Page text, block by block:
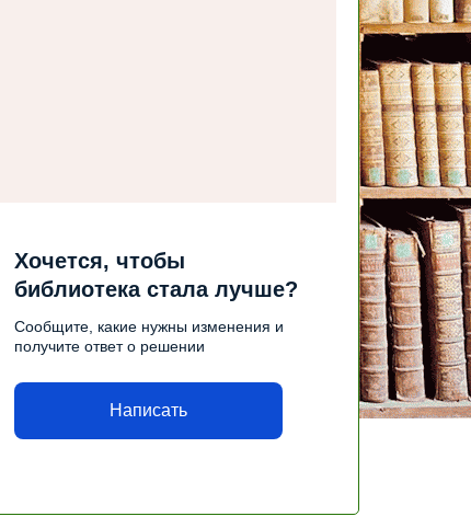
Хочется, чтобы
библиотека стала лучше?
Сообщите, какие нужны изменения и
получите ответ о решении
Написать